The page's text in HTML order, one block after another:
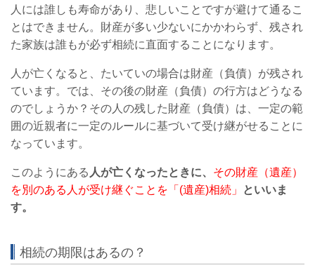
人には誰しも寿命があり、悲しいことですが避けて通るこ
とはできません。財産が多い少ないにかかわらず、残され
た家族は誰もが必ず相続に直面することになります。
人が亡くなると、たいていの場合は財産（負債）が残され
ています。では、その後の財産（負債）の行方はどうなる
のでしょうか？その人の残した財産（負債）は、一定の範
囲の近親者に一定のルールに基づいて受け継がせることに
なっています。
このようにある 人が亡くなったときに、 その財産（遺産）
を別のある人が受け継ぐことを「(遺産)相続」
といいま
す。
相続の期限はあるの？